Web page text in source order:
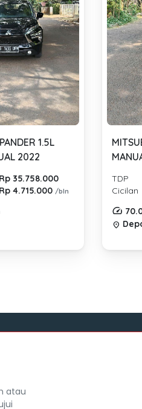
1.5L
2022
Rp 35.758.000
Rp 4.715.000/bln
TDP
Cicilan
location_on
atau